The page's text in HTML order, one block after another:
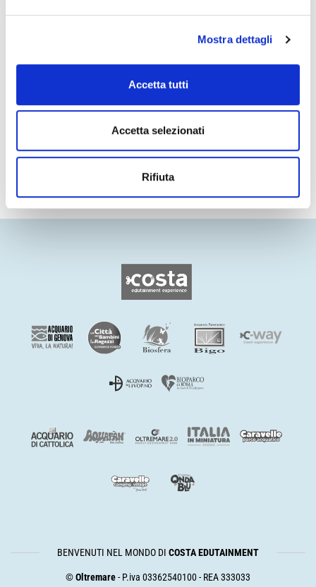
Mostra dettagli
Accetta tutti
Accetta selezionati
Rifiuta
Club insegnanti
Combinati con il territorio
BENVENUTI NEL MONDO DI COSTA EDUTAINMENT
©Oltremare- P.iva 03362540100 - REA 333033